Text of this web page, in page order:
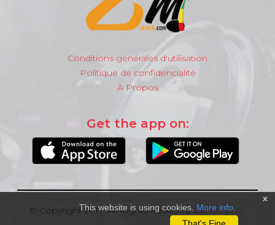
Conditions générales d'utilisation
Politique de confidencialité
À Propos
Get the app on:
© Copyright 2019, All Rights ReservedZikmali.com
x
This website is using cookies. More info